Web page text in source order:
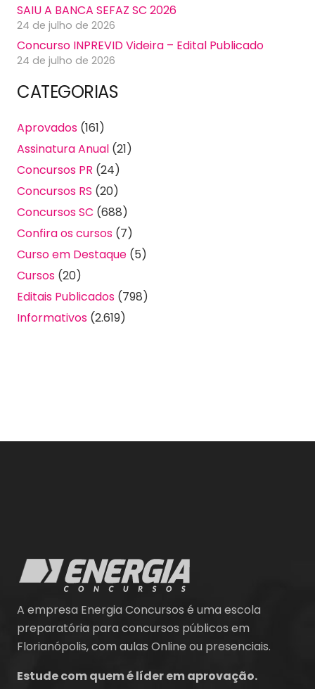
SAIU A BANCA SEFAZ SC 2026
24 de julho de 2026
Concurso INPREVID Videira – Edital Publicado
24 de julho de 2026
CATEGORIAS
Aprovados (161)
Assinatura Anual (21)
Concursos PR (24)
Concursos RS (20)
Concursos SC (688)
Confira os cursos (7)
Curso em Destaque (5)
Cursos (20)
Editais Publicados (798)
Informativos (2.619)
A empresa Energia Concursos é uma escola
preparatória para concursos públicos em
Florianópolis, com aulas Online ou presenciais.
Estude com quem é líder em aprovação.